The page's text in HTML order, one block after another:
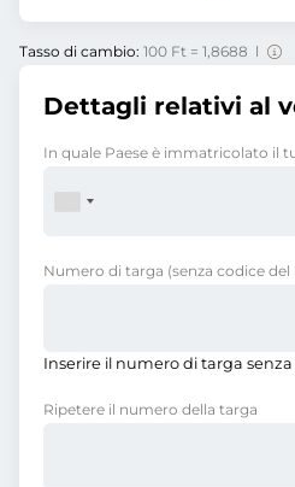
Tasso di cambio: 100 Ft = 1,8688 l
Dettagli relativi al
In quale Paese è immatricolato il
Numero di targa (senza codice del
Inserire il numero di targa
Ripetere il numero della targa